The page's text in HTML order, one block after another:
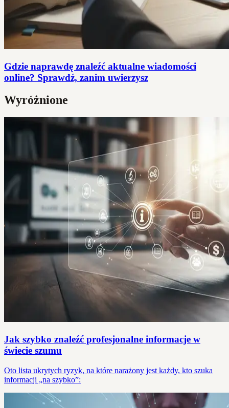
Gdzie naprawdę znaleźć aktualne wiadomości
online? Sprawdź, zanim uwierzysz
Wyróżnione
Jak szybko znaleźć profesjonalne informacje w
świecie szumu
Oto lista ukrytych ryzyk, na które narażony jest każdy, kto szuka
informacji „na szybko”: